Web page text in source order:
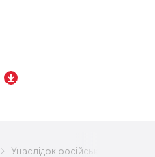
Унаслідок російської атаки